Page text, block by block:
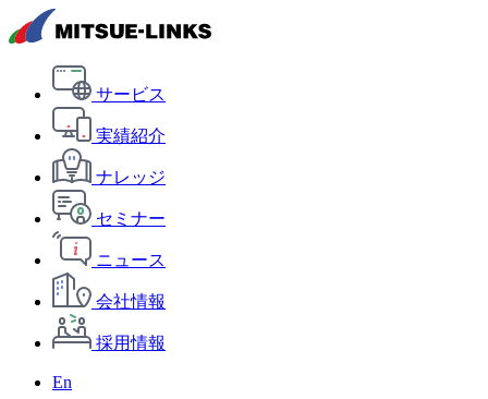
サービス
実績紹介
ナレッジ
セミナー
ニュース
会社情報
採用情報
En